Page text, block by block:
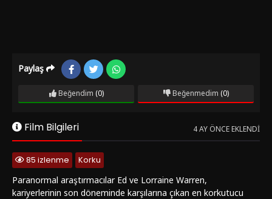
Paylaş
Beğendim (0) Beğenmedim (0)
Film Bilgileri 4 AY ÖNCE EKLENDI
85 izlenme
Korku
Paranormal araştırmacılar Ed ve Lorraine Warren,
kariyerlerinin son döneminde karşılarına çıkan en korkutucu